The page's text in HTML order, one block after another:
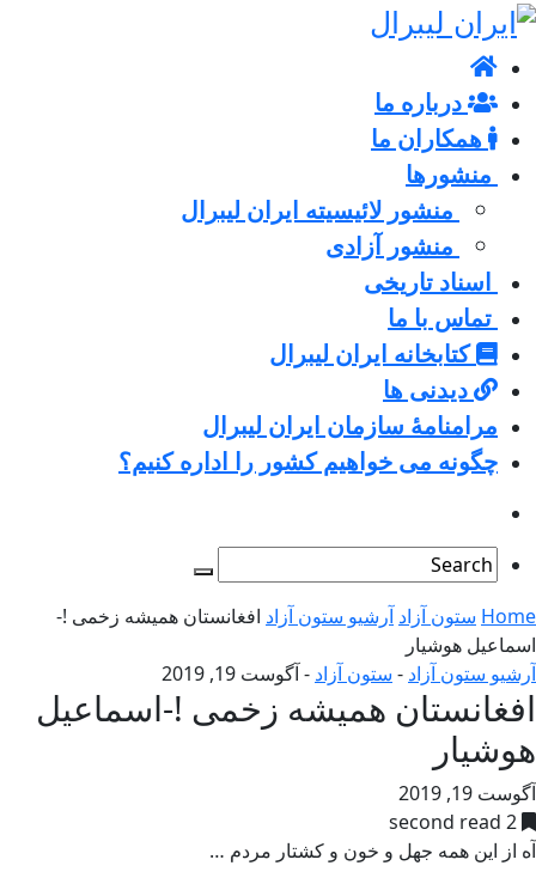
درباره ما
همکاران ما
منشورها
منشور لائیسیته ایران لیبرال
منشور آزادی
اسناد تاریخی
تماس با ما
کتابخانه ایران لیبرال
دیدنی ها
مرامنامۀ سازمان ایران لیبرال
چگونه می خواهیم کشور را اداره کنیم؟
Home ستون آزاد آرشیو ستون آزاد افغانستان همیشه زخمی !-
اسماعیل هوشیار
آرشیو ستون آزاد - ستون آزاد -آگوست 19, 2019
افغانستان همیشه زخمی !-اسماعیل
هوشیار
آگوست 19, 2019
2 second read
آه از این همه جهل و خون و کشتار مردم …